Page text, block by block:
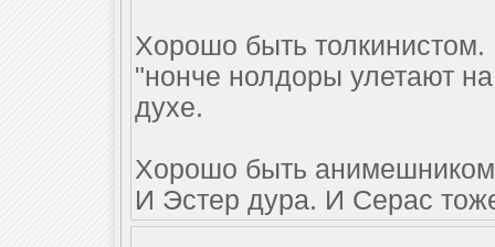
Хорошо быть
"нонче нолдоры улетают
духе.
Хорошо быть
И Эстер дура. И Серас